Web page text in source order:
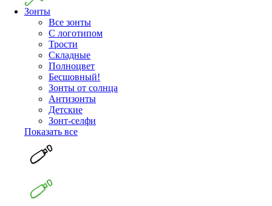
Зонты
Все зонты
С логотипом
Трости
Складные
Полноцвет
Бесшовный!
Зонты от солнца
Антизонты
Детские
Зонт-селфи
Показать все